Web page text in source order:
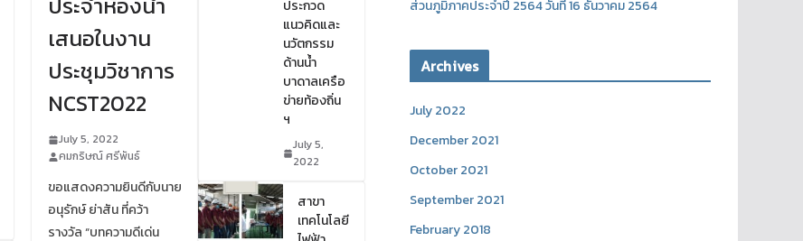
เสนอในงาน
ประชุมวิชาการ
NCST2022
July 5, 2022
คมกริษณ์ ศรีพันธ์
ขอแสดงความยินดีกับนาย
อนุรักษ์ ย่าสัน ที่คว้า
รางวัล “บทความดีเด่น
ประกวด
แนวคิดและ
นวัตกรรม
ด้านน้ำ
บาดาลเครือ
ข่ายท้องถิ่น
ฯ
July 5,
2022
สาขา
เทคโนโลยี
ส่วนภูมิภาคประจำปี 2564 วันที่ 16 ธันวาคม 2564
Archives
July 2022
December 2021
October 2021
September 2021
February 2018